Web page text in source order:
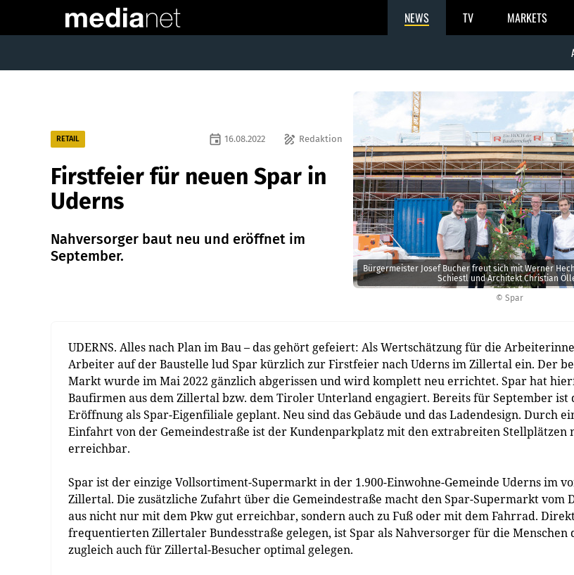
NEWS TV MARKETS
© Spar
Bürgermeister Josef Bucher freut sich mit Werner
Schiestl und Architekt Christian
RETAIL draw Redaktion
event 16.08.2022
Firstfeier für neuen Spar in
Uderns
Nahversorger baut neu und eröffnet im
September.
UDERNS. Alles nach Plan im Bau – das gehört gefeiert: Als Wertschätzung für die
Arbeiter auf der Baustelle lud Spar kürzlich zur Firstfeier nach Uderns im Zillertal ein. Der
Markt wurde im Mai 2022 gänzlich abgerissen und wird komplett neu errichtet. Spar hat
Baufirmen aus dem Zillertal bzw. dem Tiroler Unterland engagiert. Bereits für September ist
Eröffnung als Spar-Eigenfiliale geplant. Neu sind das Gebäude und das Ladendesign. Durch
Einfahrt von der Gemeindestraße ist der Kundenparkplatz mit den extrabreiten Stellplätzen
erreichbar.
Spar ist der einzige Vollsortiment-Supermarkt in der 1.900-Einwohne-Gemeinde Uderns im
Zillertal. Die zusätzliche Zufahrt über die Gemeindestraße macht den Spar-Supermarkt vom
aus nicht nur mit dem Pkw gut erreichbar, sondern auch zu Fuß oder mit dem Fahrrad.
frequentierten Zillertaler Bundesstraße gelegen, ist Spar als Nahversorger für die Menschen
zugleich auch für Zillertal-Besucher optimal gelegen.